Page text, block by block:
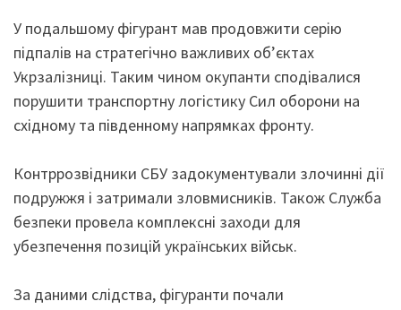
У подальшому фігурант мав продовжити серію
підпалів на стратегічно важливих об’єктах
Укрзалізниці. Таким чином окупанти сподівалися
порушити транспортну логістику Сил оборони на
східному та південному напрямках фронту.
Контррозвідники СБУ задокументували злочинні дії
подружжя і затримали зловмисників. Також Служба
безпеки провела комплексні заходи для
убезпечення позицій українських військ.
За даними слідства, фігуранти почали